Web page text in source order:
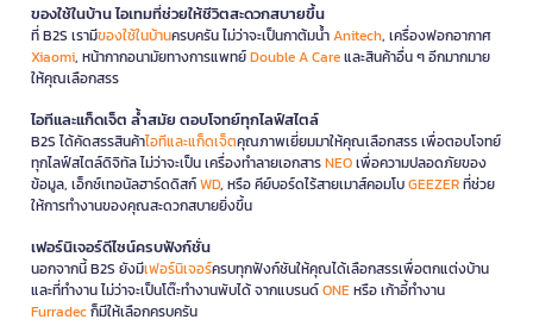
ของใช้ในบ้าน ไอเทมที่ช่วยให้ชีวิตสะดวกสบายขึ้น
ที่ B2S เรามีของใช้ในบ้านครบครัน ไม่ว่าจะเป็นกาต้มน้ำAnitech, เครื่องฟอกอากาศ
Xiaomi, หน้ากากอนามัยทางการแพทย์Double A Careและสินค้าอื่น ๆ อีกมากมาย
ให้คุณเลือกสรร
ไอทีและแก็ดเจ็ต ล้ำสมัย ตอบโจทย์ทุกไลฟ์สไตล์
B2S ได้คัดสรรสินค้าไอทีและแก็ดเจ็ตคุณภาพเยี่ยมมาให้คุณเลือกสรร เพื่อตอบโจทย์
ทุกไลฟ์สไตล์ดิจิทัล ไม่ว่าจะเป็น เครื่องทำลายเอกสารNEOเพื่อความปลอดภัยของ
ข้อมูล, เอ็กซ์เทอนัลฮาร์ดดิสก์WD, หรือ คีย์บอร์ดไร้สายเมาส์คอมโบGEEZERที่ช่วย
ให้การทำงานของคุณสะดวกสบายยิ่งขึ้น
เฟอร์นิเจอร์ดีไซน์ครบฟังก์ชั่น
นอกจากนี้ B2S ยังมีเฟอร์นิเจอร์ครบทุกฟังก์ชันให้คุณได้เลือกสรรเพื่อตกแต่งบ้าน
และที่ทำงาน ไม่ว่าจะเป็นโต๊ะทำงานพับได้ จากแบรนด์ONEหรือ เก้าอี้ทำงาน
Furradecก็มีให้เลือกครบครัน